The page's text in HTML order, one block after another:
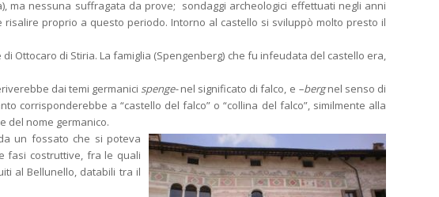
ma nessuna suffragata da prove; sondaggi archeologici effettuati negli anni
proprio a questo periodo. Intorno al castello si sviluppò molto presto il
Ottocaro di Stiria. La famiglia (Spengenberg) che fu infeudata del castello era,
dai temi germanici spenge-nel significato di falco, e –bergnel senso di
corrisponderebbe a “castello del falco” o “collina del falco”, similmente alla
del nome germanico.
un fossato che si poteva
fasi costruttive, fra le quali
al Bellunello, databili tra il